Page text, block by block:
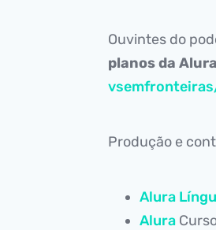
Ouvintes do
planos da
Produção e
Alura
Alura